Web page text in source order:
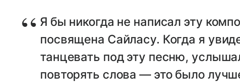
Я бы никогда не написал эту
посвящена Сайласу. Когда я
танцевать под эту песню,
повторять слова — это было